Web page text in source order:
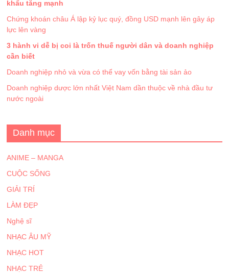
khẩu tăng mạnh
Chứng khoán châu Á lập kỷ lục quý, đồng USD mạnh lên gây áp
lực lên vàng
3 hành vi dễ bị coi là trốn thuế người dân và doanh nghiệp
cần biết
Doanh nghiệp nhỏ và vừa có thể vay vốn bằng tài sản ảo
Doanh nghiệp dược lớn nhất Việt Nam dần thuộc về nhà đầu tư
nước ngoài
Danh mục
ANIME – MANGA
CUỘC SỐNG
GIẢI TRÍ
LÀM ĐẸP
Nghệ sĩ
NHẠC ÂU MỸ
NHẠC HOT
NHẠC TRẺ